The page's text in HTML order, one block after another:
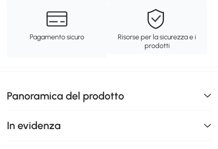
Pagamento sicuro
Risorse per la sicurezza e i
prodotti
Panoramica del prodotto
In evidenza